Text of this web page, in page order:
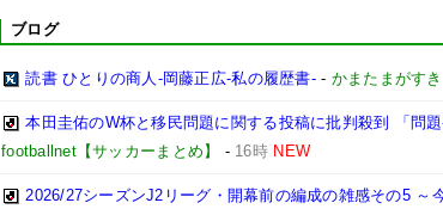
ブログ
読書 ひとりの商人-岡藤正広-私の履歴書-- かまたまがす
本田圭佑のW杯と移民問題に関する投稿に批判殺到 「問
footballnet【サッカーまとめ】
- 16時 NEW
2026/27シーズンJ2リーグ・開幕前の編成の雑感その5 ～